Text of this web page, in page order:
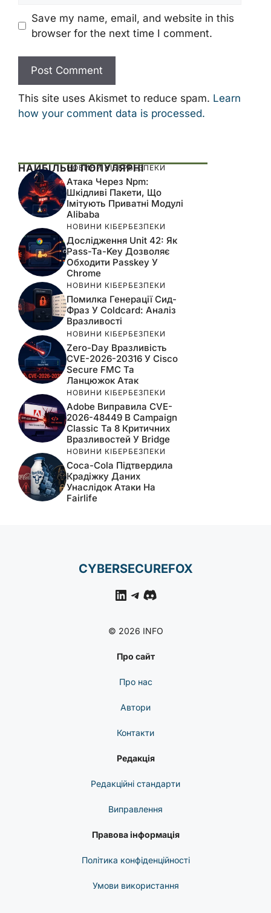
Save my name, email, and website in this
browser for the next time I comment.
This site uses Akismet to reduce spam. Learn
how your comment data is processed.
НАЙБІЛЬШ ПОПУЛЯРНІ
НОВИНИ КІБЕРБЕЗПЕКИ
Атака Через Npm:
Шкідливі Пакети, Що
Імітують Приватні Модулі
Alibaba
НОВИНИ КІБЕРБЕЗПЕКИ
Дослідження Unit 42: Як
Pass-Ta-Key Дозволяє
Обходити Passkey У
Chrome
НОВИНИ КІБЕРБЕЗПЕКИ
Помилка Генерації Сид-
Фраз У Coldcard: Аналіз
Вразливості
НОВИНИ КІБЕРБЕЗПЕКИ
Zero-Day Вразливість
CVE-2026-20316 У Cisco
Secure FMC Та
Ланцюжок Атак
НОВИНИ КІБЕРБЕЗПЕКИ
Adobe Виправила CVE-
2026-48449 В Campaign
Classic Та 8 Критичних
Вразливостей У Bridge
НОВИНИ КІБЕРБЕЗПЕКИ
Coca-Cola Підтвердила
Крадіжку Даних
Унаслідок Атаки На
Fairlife
CYBERSECUREFOX
LinkedIn
Telegram
Discord
© 2026 INFO
Про сайт
Про нас
Автори
Контакти
Редакція
Редакційні стандарти
Виправлення
Правова інформація
Політика конфіденційності
Умови використання